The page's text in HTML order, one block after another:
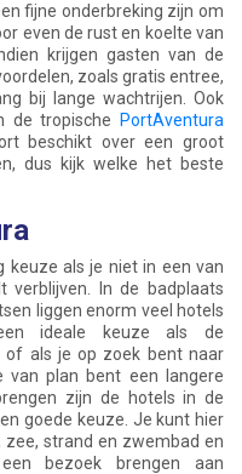
fijne onderbreking zijn om
even de rust en koelte van
krijgen gasten van de
zoals gratis entree,
bij lange wachtrijen. Ook
de tropische
PortAventura
beschikt over een groot
dus kijk welke het beste
keuze als je niet in een van
verblijven. In de badplaats
liggen enorm veel hotels
ideale keuze als de
of als je op zoek bent naar
van plan bent een langere
zijn de hotels in de
goede keuze. Je kunt hier
zee, strand en zwembad en
bezoek brengen aan